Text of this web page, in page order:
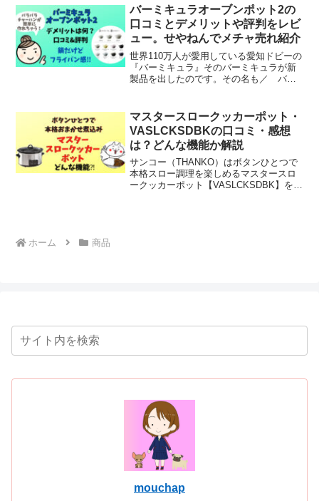
コミが一部見られました。しかしなが
ら、全体的に商品read more
バーミキュラオーブンポット2の
口コミとデメリットや評判をレビ
ュー。せやねんでメチャ売れ紹介
世界110万人が愛用している愛知ドビーの
『バーミキュラ』そのバーミキュラが新
製品を出したのです。その名も／ バー
日発売！！13年ぶりにフルモデルチェン
ジしたread more
マスタースロークッカーポット・
VASLCKSDBKの口コミ・感想
は？どんな機能か解説
サンコー（THANKO）はボタンひとつで
本格スロー調理を楽しめるマスタースロ
ークッカーポット【VASLCKSDBK】を
ホーム
商品
mouchap